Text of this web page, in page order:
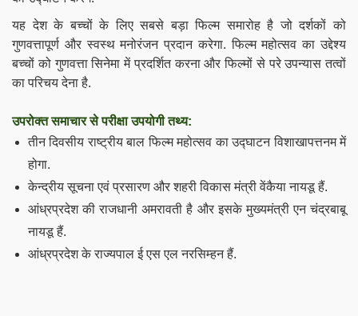
यह देश के बच्चों के लिए सबसे बड़ा फिल्म समारोह है जो दर्शकों को
गुणवत्तापूर्ण और स्वस्थ मनोरंजन प्रदान करेगा.फिल्म महोत्सव का उद्देश्य
बच्चों को गुणवत्ता सिनेमा में प्रदर्शित करना और फिल्मों से परे उपन्यास तत्वों
का परिचय देना है.
उपरोक्त समाचार से परीक्षा उपयोगी तथ्य:
तीन दिवसीय राष्ट्रीय बाल फिल्म महोत्सव का उद्घाटन विशाखापत्तनम में
होगा.
केन्द्रीय सूचना एवं प्रसारण और शहरी विकास मंत्री वेंकैया नायडू हैं.
आंध्रप्रदेश की राजधानी अमरावती है और इसके मुख्यमंत्री एन चंद्रबाबू
नायडू हैं.
आंध्रप्रदेश के राज्यपाल ई एस एल नरसिम्हन हैं.